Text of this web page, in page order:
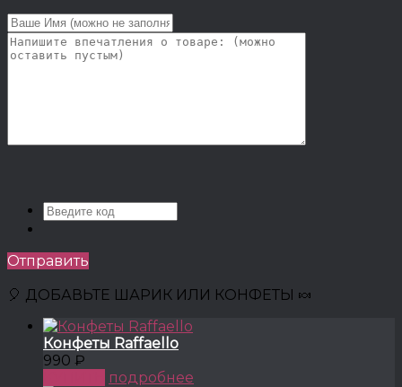
Отправить
🎈 ДОБАВЬТЕ ШАРИК ИЛИ КОНФЕТЫ 🍬
Конфеты Raffaello
990 ₽
подробнее